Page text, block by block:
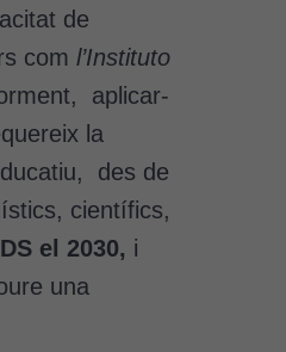
de
com l’Instituto
aplicar-
la
des de
científics,
el 2030, i
una